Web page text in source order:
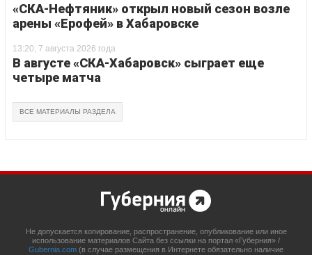
«СКА-Нефтяник» открыл новый сезон возле
арены «Ерофей» в Хабаровске
13:20, 7 августа 2026 года
В августе «СКА-Хабаровск» сыграет еще
четыре матча
ВСЕ МАТЕРИАЛЫ РАЗДЕЛА
Не допускается копирование, распространение, опубликование или иное
использование материалов Сайта без ссылки на портал «Губерния» /
Gubernia.com (в случае размещения в Интернете обязательно наличие